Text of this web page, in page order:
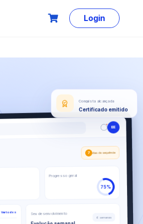
Login
Certificado emitido
EE
7 dias de sequência
Progresso geral
75%
Ver todos Seu desenvolvimento
6 semanas